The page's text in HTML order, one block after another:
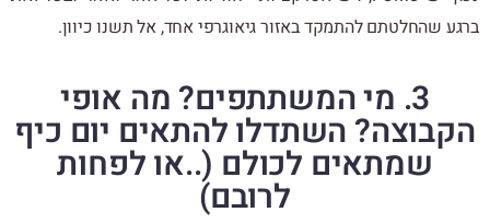
ברגע שהחלטתם להתמקד באזור גיאוגרפי אחד, אל תשנו כיוון.
3. מי המשתתפים? מה אופי
הקבוצה? השתדלו להתאים יום כיף
שמתאים לכולם (..או לפחות
לרובם)